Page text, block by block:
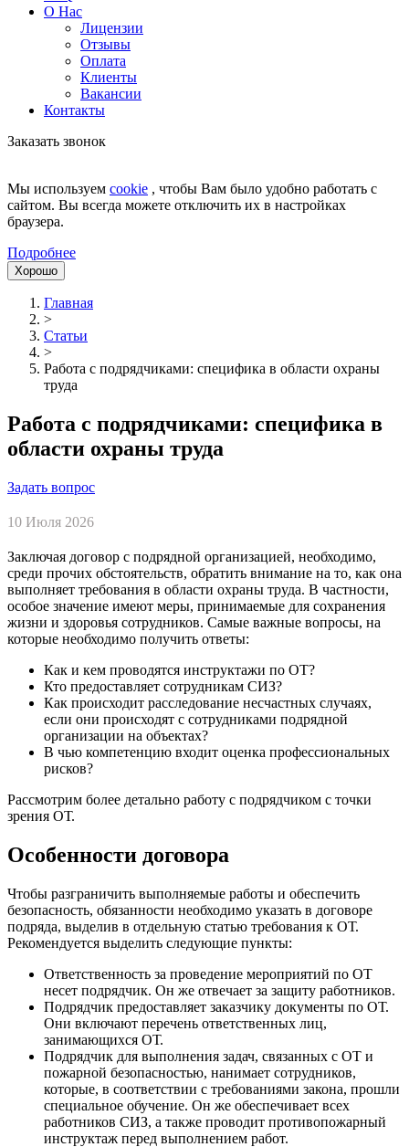
О Нас
Лицензии
Отзывы
Оплата
Клиенты
Вакансии
Контакты
Заказать звонок
Мы используем cookie , чтобы Вам было удобно работать с
сайтом. Вы всегда можете отключить их в настройках
браузера.
Подробнее
Хорошо
Главная
>
Статьи
>
Работа с подрядчиками: специфика в области охраны
труда
Работа с подрядчиками: специфика в
области охраны труда
Задать вопрос
10 Июля 2026
Заключая договор с подрядной организацией, необходимо,
среди прочих обстоятельств, обратить внимание на то, как она
выполняет требования в области охраны труда. В частности,
особое значение имеют меры, принимаемые для сохранения
жизни и здоровья сотрудников. Самые важные вопросы, на
которые необходимо получить ответы:
Как и кем проводятся инструктажи по ОТ?
Кто предоставляет сотрудникам СИЗ?
Как происходит расследование несчастных случаях,
если они происходят с сотрудниками подрядной
организации на объектах?
В чью компетенцию входит оценка профессиональных
рисков?
Рассмотрим более детально работу с подрядчиком с точки
зрения ОТ.
Особенности договора
Чтобы разграничить выполняемые работы и обеспечить
безопасность, обязанности необходимо указать в договоре
подряда, выделив в отдельную статью требования к ОТ.
Рекомендуется выделить следующие пункты:
Ответственность за проведение мероприятий по ОТ
несет подрядчик. Он же отвечает за защиту работников.
Подрядчик предоставляет заказчику документы по ОТ.
Они включают перечень ответственных лиц,
занимающихся ОТ.
Подрядчик для выполнения задач, связанных с ОТ и
пожарной безопасностью, нанимает сотрудников,
которые, в соответствии с требованиями закона, прошли
специальное обучение. Он же обеспечивает всех
работников СИЗ, а также проводит противопожарный
инструктаж перед выполнением работ.